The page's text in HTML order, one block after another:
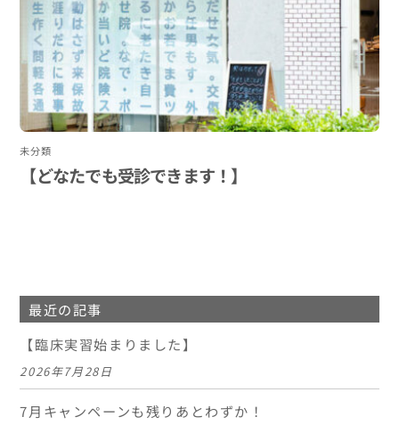
未分類
【どなたでも受診できます！】
最近の記事
【臨床実習始まりました】
2026年7月28日
7月キャンペーンも残りあとわずか！